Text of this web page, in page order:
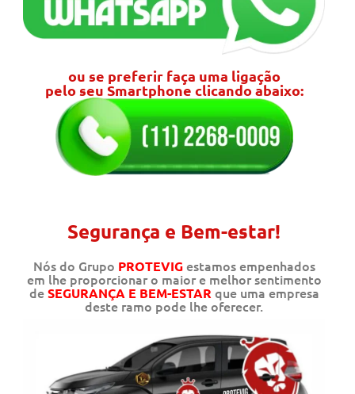
ou se preferir faça uma ligação
pelo seu Smartphone clicando abaixo:
Segurança e Bem-estar!
Nós do Grupo PROTEVIGestamos empenhados
em lhe proporcionar o maior e melhor sentimento
deSEGURANÇA E BEM-ESTAR que uma empresa
deste ramo pode lhe oferecer.